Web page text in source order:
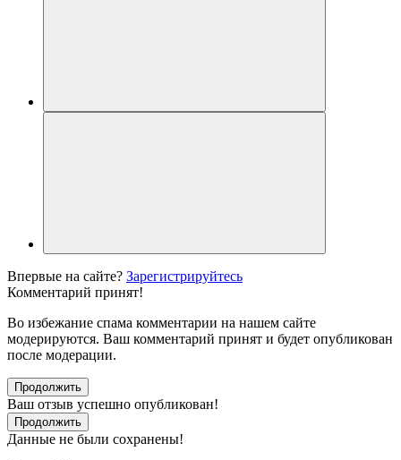
Впервые на сайте? Зарегистрируйтесь
Комментарий принят!
Во избежание спама комментарии на нашем сайте
модерируются. Ваш комментарий принят и будет опубликован
после модерации.
Продолжить
Ваш отзыв успешно опубликован!
Продолжить
Данные не были сохранены!